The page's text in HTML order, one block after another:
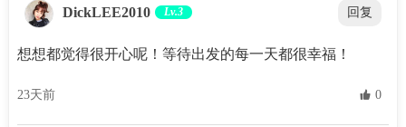
DickLEE2010 Lv.3 回复
想想都觉得很开心呢！等待出发的每一天都很幸福！
23天前  0